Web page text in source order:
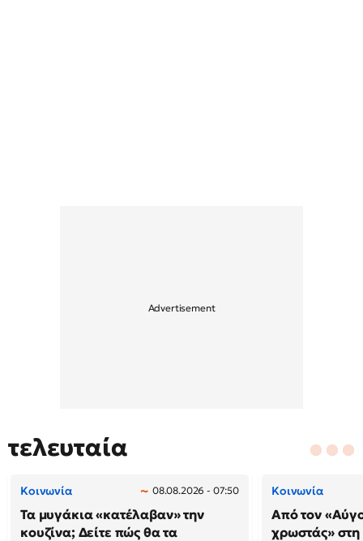
τελευταία
Κοινωνία 08.08.2026 - 07:50
Τα μυγάκια «κατέλαβαν» την
κουζίνα; Δείτε πώς θα τα
Κοινωνία
Από τον
χρωστάς»